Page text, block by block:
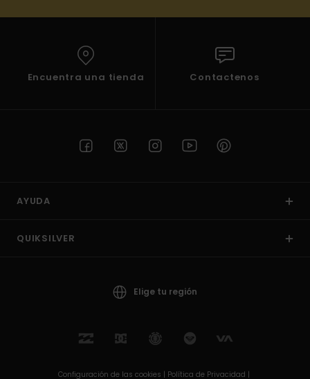
Encuentra una tienda Contactenos
AYUDA
QUIKSILVER
Elige tu región
Configuración de las cookies | Política de Privacidad |